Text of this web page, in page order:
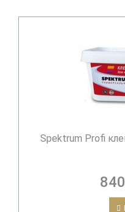
Spektrum Profi